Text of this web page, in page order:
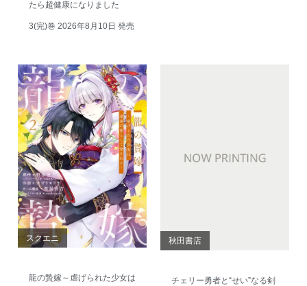
たら超健康になりました
3(完)巻 2026年8月10日 発売
スクエニ
龍の贄嫁～虐げられた少女は
秋田書店
チェリー勇者と“せい”なる剣